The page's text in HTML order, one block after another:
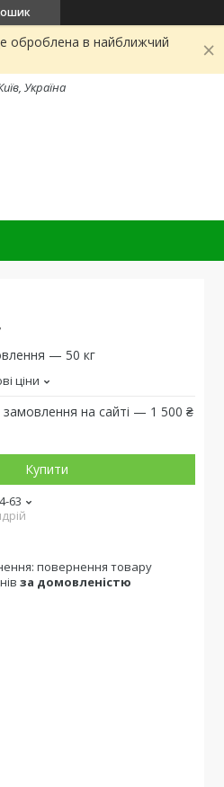
оброблена в найближчий
Україна
— 50 кг
ціни
замовлення на сайті — 1 500 ₴
Купити
63
повернення товару
за домовленістю